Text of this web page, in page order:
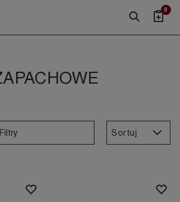
0
Filtry Sortuj